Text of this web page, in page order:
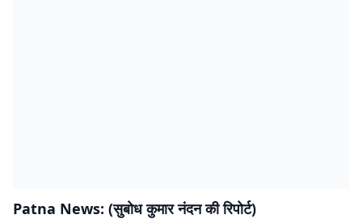
Patna News: (सुबोध कुमार नंदन की रिपोर्ट)